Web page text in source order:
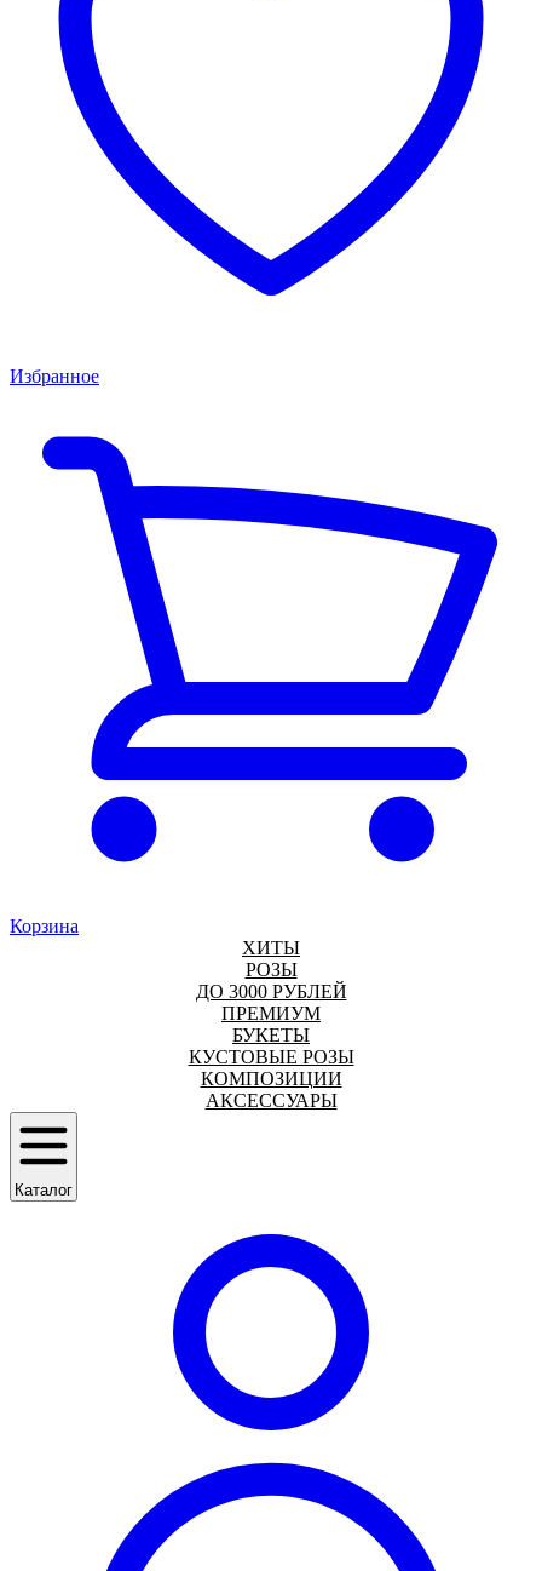
Избранное
Корзина
ХИТЫ
РОЗЫ
ДО 3000 РУБЛЕЙ
ПРЕМИУМ
БУКЕТЫ
КУСТОВЫЕ РОЗЫ
КОМПОЗИЦИИ
АКСЕССУАРЫ
Каталог